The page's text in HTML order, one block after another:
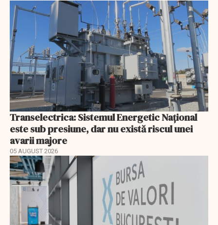
Transelectrica: Sistemul Energetic Național
este sub presiune, dar nu există riscul unei
avarii majore
05 AUGUST 2026